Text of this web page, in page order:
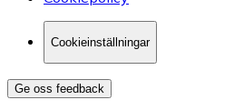
Cookieinställningar
Ge oss feedback